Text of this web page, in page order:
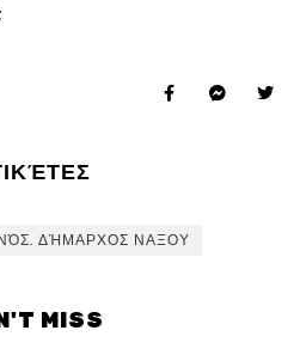
ΔΉΜΑΡΧΟΣ ΝΑΞΟΥ
MISS